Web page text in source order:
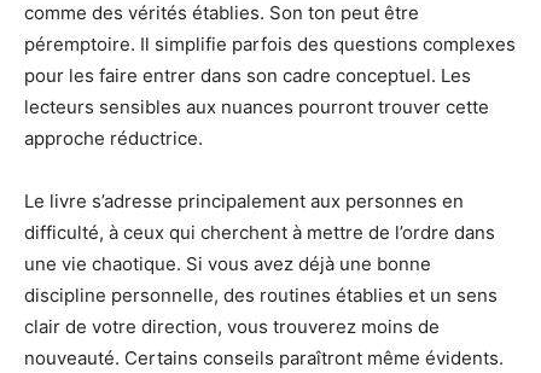
comme des vérités établies. Son ton peut être
péremptoire. Il simplifie parfois des questions complexes
pour les faire entrer dans son cadre conceptuel. Les
lecteurs sensibles aux nuances pourront trouver cette
approche réductrice.
Le livre s’adresse principalement aux personnes en
difficulté, à ceux qui cherchent à mettre de l’ordre dans
une vie chaotique. Si vous avez déjà une bonne
discipline personnelle, des routines établies et un sens
clair de votre direction, vous trouverez moins de
nouveauté. Certains conseils paraîtront même évidents.